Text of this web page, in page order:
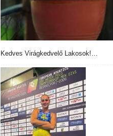
Kedves Virágkedvelő Lakosok!…